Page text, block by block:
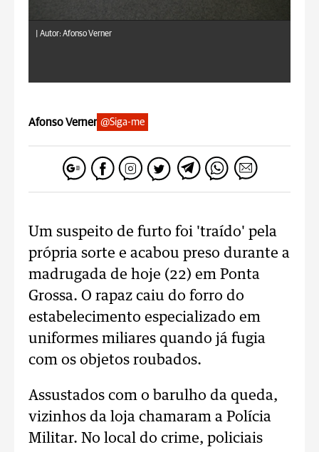
Autor: Afonso Verner
Afonso Verner @Siga-me
Um suspeito de furto foi 'traído' pela
própria sorte e acabou preso durante a
madrugada de hoje (22) em Ponta
Grossa. O rapaz caiu do forro do
estabelecimento especializado em
uniformes miliares quando já fugia
com os objetos roubados.
Assustados com o barulho da queda,
vizinhos da loja chamaram a Polícia
Militar. No local do crime, policiais